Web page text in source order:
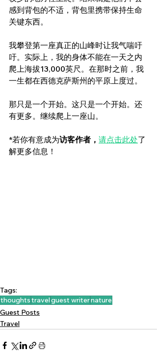
感到背包的不适，背包里携带保持生命
关键东西。
我攀登第一座真正的山峰时让我气喘吁
吁。实际上，我的身体不能在一天之内
爬上海拔13,000英尺。在那时之前，我
一生都在西德克萨斯州的平原上度过。
那只是一个开始。这只是一个开始。还
有更多。继续爬上一座山。
*若你有意成为访客作者， 请点击此处了
解更多信息！
Tags:
thoughtstravelguest writernature
Guest Posts
Travel